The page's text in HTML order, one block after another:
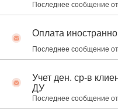
Последнее сообщение от
Оплата
Последнее сообщение от
Учет ден. ср-в
ДУ
Последнее сообщение от